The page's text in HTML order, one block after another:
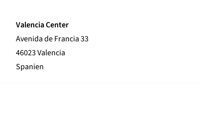
Valencia Center
Avenida de Francia 33
46023 Valencia
Spanien